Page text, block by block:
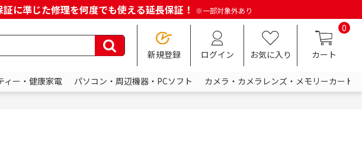
に準じた修理を何度でも使える延長保証！ ※一部対象外あり
新規登録 ログイン お気に入り
0
カート
ィー・健康家電 パソコン・周辺機器・PCソフト
カメラ・カメラレンズ・メモリーカード